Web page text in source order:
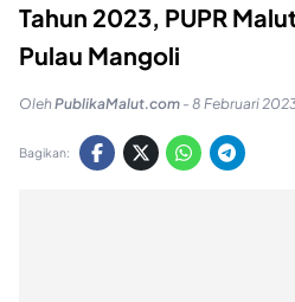
Tahun 2023, PUPR
Pulau Mangoli
OlehPublikaMalut.com - 8 Februari
Bagikan: